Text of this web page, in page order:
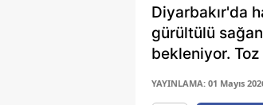
Diyarbakır'da
gürültülü
bekleniyor. Toz
YAYINLAMA: 01 Mayıs